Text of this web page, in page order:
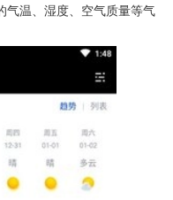
气温、湿度、空气质量等气